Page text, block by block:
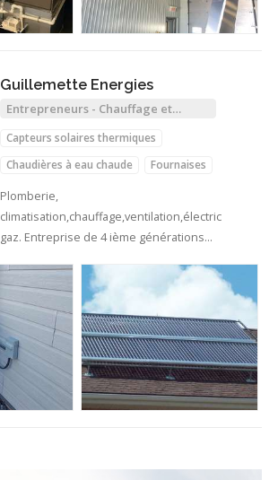
Guillemette Energies
Entrepreneurs - Chauffage et
Capteurs solaires thermiques
Chaudières à eau chaude
Fournaises
Planchers chauffants hydroniques
Systèmes géothermiques
Thermopompes
Plomberie,
climatisation,chauffage,ventilation,électricité,
gaz. Entreprise de 4 ième générations